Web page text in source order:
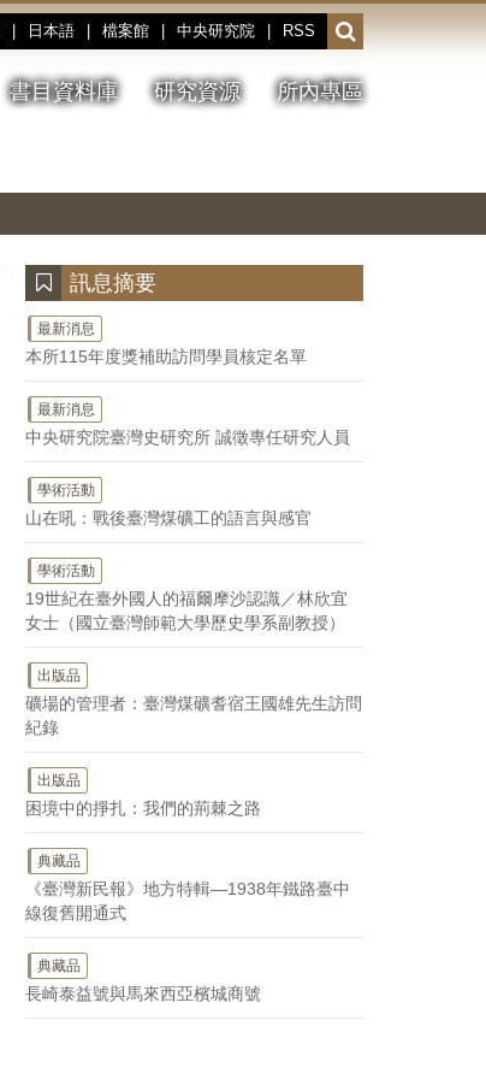
日本語 檔案館 中央研究院 RSS
開
啟
或
收
書目資料庫 研究資源 所內專區
停、
圖
圖
結
訊息摘要
最新消息
本所115年度獎補助訪問學員核定名單
最新消息
中央研究院臺灣史研究所 誠徵專任研究人員
學術活動
山在吼：戰後臺灣煤礦工的語言與感官
學術活動
19世紀在臺外國人的福爾摩沙認識／林欣宜
女士（國立臺灣師範大學歷史學系副教授）
出版品
礦場的管理者：臺灣煤礦耆宿王國雄先生訪問
紀錄
出版品
困境中的掙扎：我們的荊棘之路
典藏品
《臺灣新民報》地方特輯—1938年鐵路臺中
線復舊開通式
典藏品
長崎泰益號與馬來西亞檳城商號